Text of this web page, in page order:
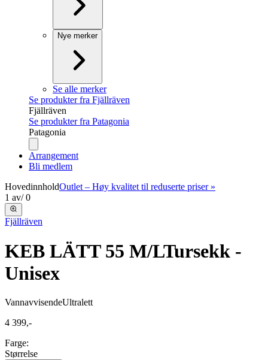
Nye merker
Se alle merker
Se produkter fra Fjällräven
Fjällräven
Se produkter fra Patagonia
Patagonia
Arrangement
Bli medlem
HovedinnholdOutlet – Høy kvalitet til reduserte priser »
1 av/ 0
Fjällräven
KEB LÄTT 55 M/LTursekk -
Unisex
VannavvisendeUltralett
4 399,-
Farge:
Størrelse